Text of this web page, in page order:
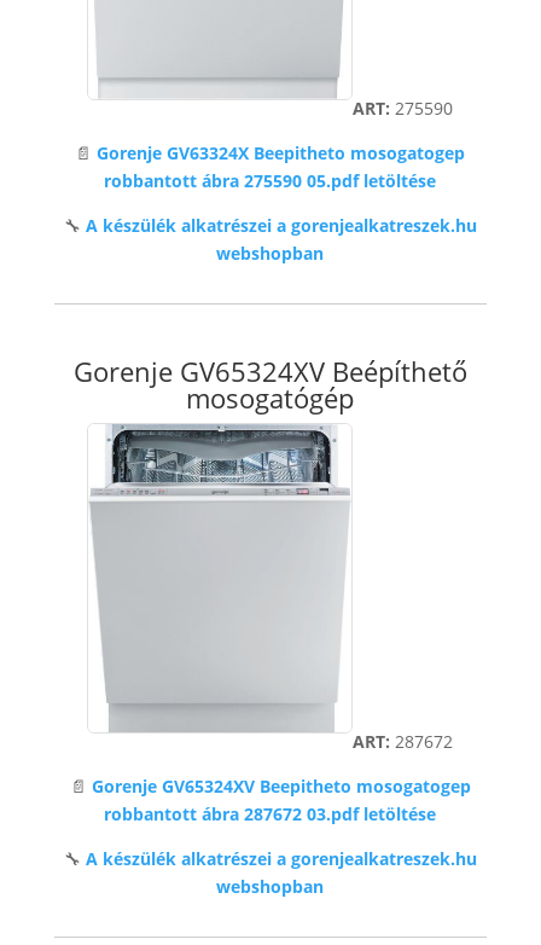
ART: 275590
📄Gorenje GV63324X Beepitheto mosogatogep
robbantott ábra 275590 05.pdf letöltése
🔧 A készülék alkatrészei a gorenjealkatreszek.hu
webshopban
Gorenje GV65324XV Beépíthető
mosogatógép
ART: 287672
📄 Gorenje GV65324XV Beepitheto mosogatogep
robbantott ábra 287672 03.pdf letöltése
🔧 A készülék alkatrészei a gorenjealkatreszek.hu
webshopban